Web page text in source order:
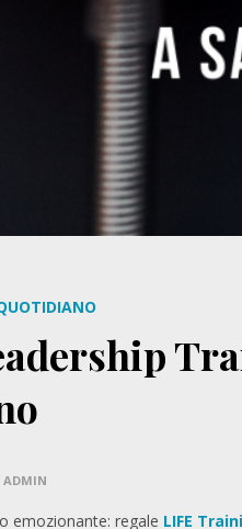
ADMIN
emozionante: regale LIFE